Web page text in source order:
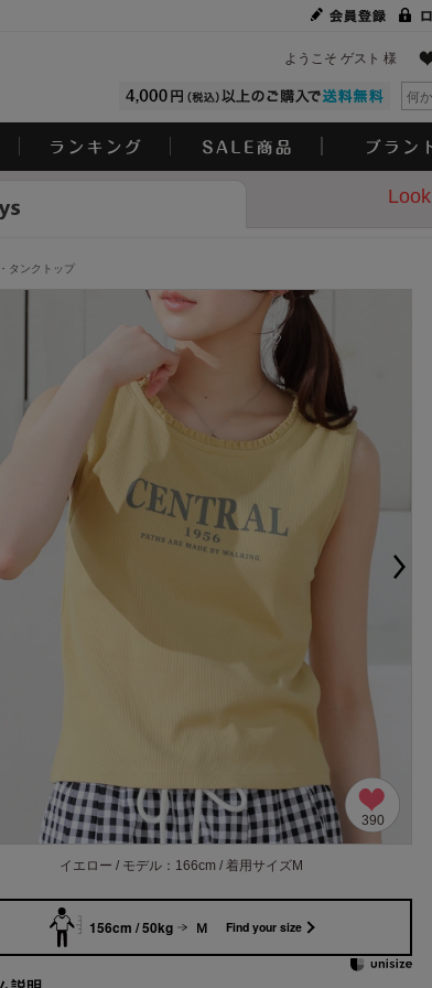
ようこそ ゲスト 様
Look
タンクトップ
390
イエロー / モデル：166cm / 着用サイズM
156cm / 50kg Ｍ Find your size